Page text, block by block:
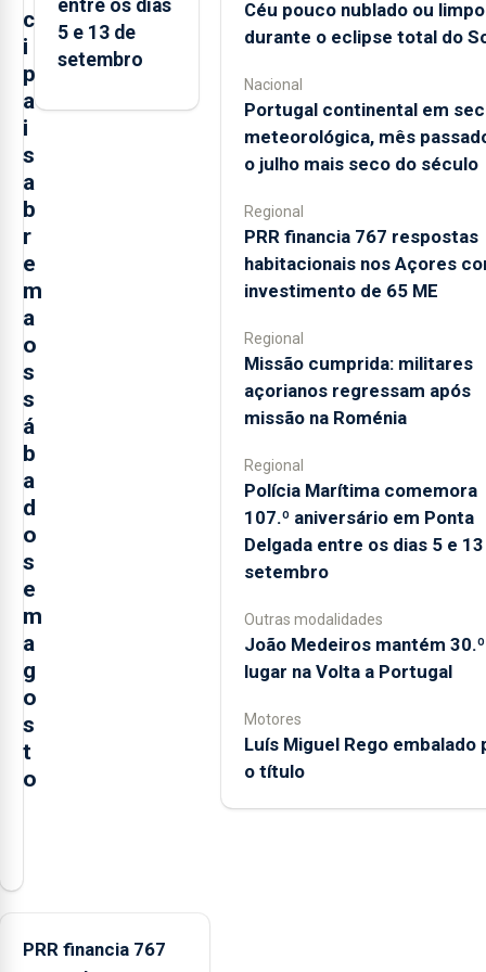
c
i
p
a
i
s
a
b
r
e
m
a
o
s
s
á
b
a
d
o
s
e
m
a
g
o
s
t
o
Grande
entre os dias
5 e 13 de
setembro
PRR financia 767
Céu pouco nublado ou limpo
durante o eclipse total do
Nacional
Portugal continental em
meteorológica, mês
o julho mais seco do século
Regional
PRR financia 767 respostas
habitacionais nos Açores
investimento de 65 ME
Regional
Missão cumprida: militares
açorianos regressam após
missão na Roménia
Regional
Polícia Marítima comemora
107.º aniversário em Ponta
Delgada entre os dias 5 e
setembro
Outras modalidades
João Medeiros mantém 30.º
lugar na Volta a Portugal
Motores
Luís Miguel Rego embalado
o título